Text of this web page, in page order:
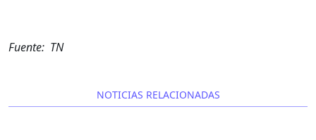
Fuente: TN
NOTICIAS RELACIONADAS